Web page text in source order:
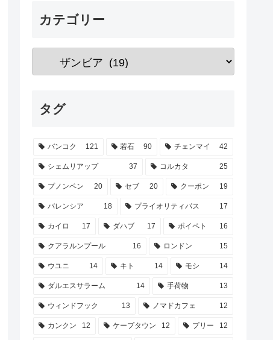
カテゴリー
タグ
バンコク 121 若石 90 チェンマイ 42
シェムリアップ 37 コルカタ 25
プノンペン 20 セブ 20 クーポン 19
バレンシア 18 プライオリティパス 17
カイロ 17 ダハブ 17 ポイペト 16
クアラルンプール 16 ロンドン 15
ウユニ 14 キト 14 モシ 14
ダルエスサラーム 14 手荷物 13
ウィンドフック 13 ノマドカフェ 12
カンクン 12 ケープタウン 12 プリー 12